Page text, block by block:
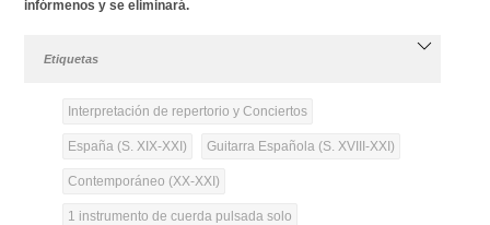
infórmenos y se eliminará.
Etiquetas
Interpretación de repertorio y Conciertos
España (S. XIX-XXI) Guitarra Española (S. XVIII-XXI)
Contemporáneo (XX-XXI)
1 instrumento de cuerda pulsada solo